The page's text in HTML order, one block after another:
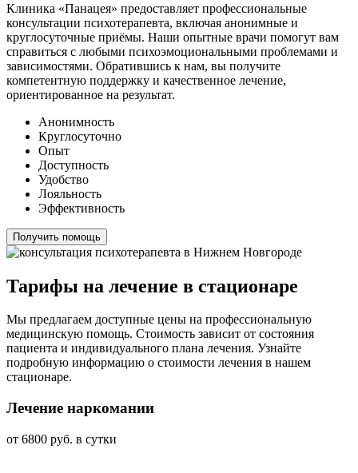
Клиника «Панацея» предоставляет профессиональные
консультации психотерапевта, включая анонимные и
круглосуточные приёмы. Наши опытные врачи помогут вам
справиться с любыми психоэмоциональными проблемами и
зависимостями. Обратившись к нам, вы получите
компетентную поддержку и качественное лечение,
ориентированное на результат.
Анонимность
Круглосуточно
Опыт
Доступность
Удобство
Лояльность
Эффективность
Получить помощь
Тарифы на лечение в стационаре
Мы предлагаем доступные цены на профессиональную
медицинскую помощь. Стоимость зависит от состояния
пациента и индивидуального плана лечения. Узнайте
подробную информацию о стоимости лечения в нашем
стационаре.
Лечение наркомании
от 6800 руб. в сутки